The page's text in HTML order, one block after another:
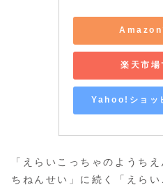
Amazon
楽天市場
Yahoo!ショッ
「えらいこっちゃのようち
ちねんせい」に続く「えら